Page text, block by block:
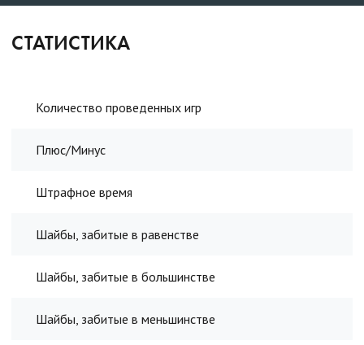
СТАТИСТИКА
Количество проведенных игр
Плюс/Минус
Штрафное время
Шайбы, забитые в равенстве
Шайбы, забитые в большинстве
Шайбы, забитые в меньшинстве